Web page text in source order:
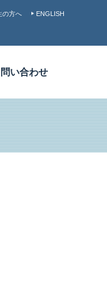
の方へ ENGLISH
問い合わせ